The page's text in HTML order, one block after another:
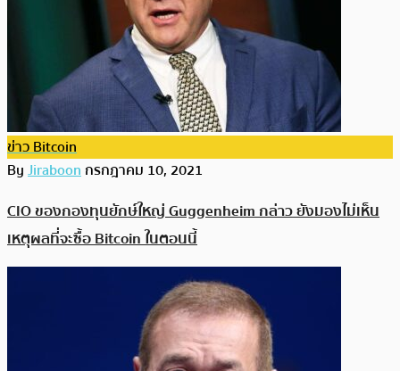
ข่าว Bitcoin
ByJiraboonกรกฎาคม 10, 2021
CIO ของกองทุนยักษ์ใหญ่ Guggenheim กล่าว ยังมองไม่เห็น
เหตุผลที่จะซื้อ Bitcoin ในตอนนี้